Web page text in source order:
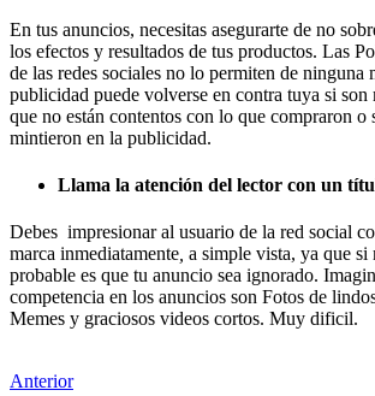
En tus anuncios, necesitas asegurarte de no
los efectos y resultados de tus productos. Las
de las redes sociales no lo permiten de ninguna
publicidad puede volverse en contra tuya si son
que no están contentos con lo que compraron o
mintieron en la publicidad.
Llama la atención del lector con un
Debes impresionar al usuario de la red social
marca inmediatamente a simple vista, ya que si
probable es que tu anuncio sea ignorado.
competencia en los anuncios son Fotos de
Memes y graciosos videos cortos. Muy dificil.
Anterior